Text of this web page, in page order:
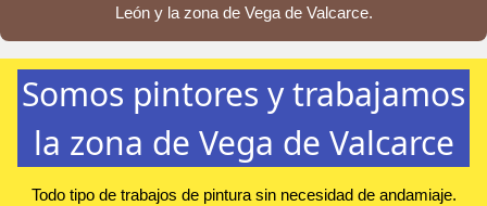
León y la zona de Vega de Valcarce.
Somos pintores y trabajamos
la zona de Vega de Valcarce
Todo tipo de trabajos de pintura sin necesidad de andamiaje.